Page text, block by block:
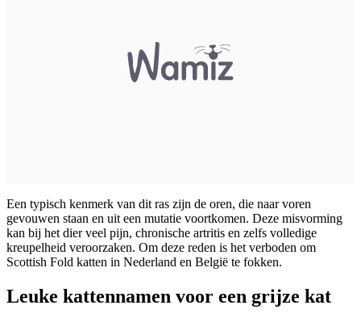
Een typisch kenmerk van dit ras zijn de oren, die naar voren
gevouwen staan en uit een mutatie voortkomen. Deze misvorming
kan bij het dier veel pijn, chronische artritis en zelfs volledige
kreupelheid veroorzaken. Om deze reden is het verboden om
Scottish Fold katten in Nederland en België te fokken.
Leuke kattennamen voor een grijze kat